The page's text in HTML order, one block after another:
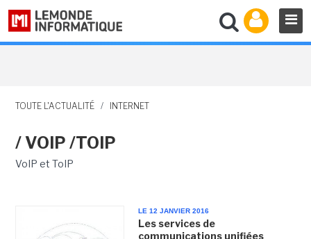
TOUTE L'ACTUALITÉ / INTERNET
/ VOIP /TOIP
VoIP et ToIP
LE 12 JANVIER 2016
Les services de
communications unifiées